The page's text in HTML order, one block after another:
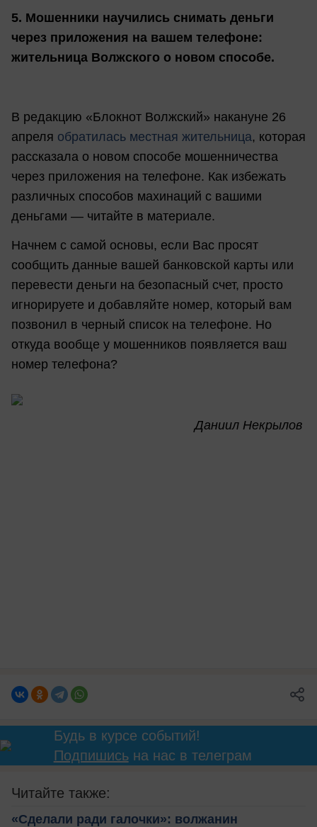
5. Мошенники научились снимать деньги
через приложения на вашем телефоне:
жительница Волжского о новом способе.
В редакцию «Блокнот Волжский» накануне 26
апреля обратилась местная жительница, которая
рассказала о новом способе мошенничества
через приложения на телефоне. Как избежать
различных способов махинаций с вашими
деньгами — читайте в материале.
Начнем с самой основы, если Вас просят
сообщить данные вашей банковской карты или
перевести деньги на безопасный счет, просто
игнорируете и добавляйте номер, который вам
позвонил в черный список на телефоне. Но
откуда вообще у мошенников появляется ваш
номер телефона?
Даниил Некрылов
Будь в курсе событий!
Подпишисьна нас в телеграм
Читайте также:
«Сделали ради галочки»: волжанин